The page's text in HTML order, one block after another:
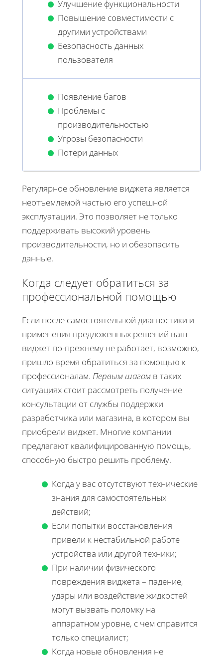
Улучшение функциональности
Повышение совместимости с
другими устройствами
Безопасность данных
пользователя
Появление багов
Проблемы с
производительностью
Угрозы безопасности
Потери данных
Регулярное обновление виджета является
неотъемлемой частью его успешной
эксплуатации. Это позволяет не только
поддерживать высокий уровень
производительности, но и обезопасить
данные.
Когда следует обратиться за
профессиональной помощью
Если после самостоятельной диагностики и
применения предложенных решений ваш
виджет по-прежнему не работает, возможно,
пришло время обратиться за помощью к
профессионалам. Первым шагом в таких
ситуациях стоит рассмотреть получение
консультации от службы поддержки
разработчика или магазина, в котором вы
приобрели виджет. Многие компании
предлагают квалифицированную помощь,
способную быстро решить проблему.
Когда у вас отсутствуют технические
знания для самостоятельных
действий;
Если попытки восстановления
привели к нестабильной работе
устройства или другой техники;
При наличии физического
повреждения виджета – падение,
удары или воздействие жидкостей
могут вызвать поломку на
аппаратном уровне, с чем справится
только специалист;
Когда новые обновления не